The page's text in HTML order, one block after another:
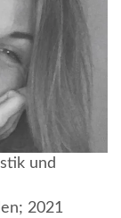
und
2021